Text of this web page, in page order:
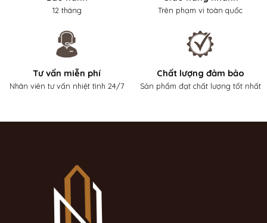
12 tháng Trên phạm vi toàn quốc
Tư vấn miễn phí
Nhân viên tư vấn nhiệt tình 24/7
Chất lượng đảm bảo
Sản phẩm đạt chất lượng tốt nhất